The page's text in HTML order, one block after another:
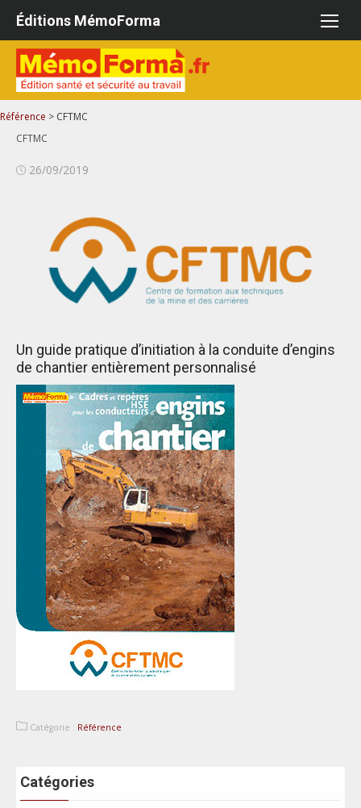
Aller
contenu
Éditions MémoForma
Référence > CFTMC
CFTMC
Publié26/09/2019
Un guide pratique d’initiation à la conduite d’engins
de chantier entièrement personnalisé
Catégorie : Référence
Catégories